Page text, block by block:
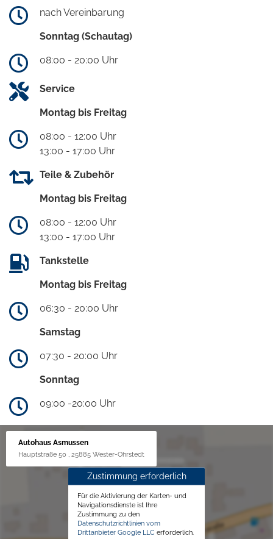
nach Vereinbarung
Sonntag (Schautag)
08:00 - 20:00 Uhr
Service
Montag bis Freitag
08:00 - 12:00 Uhr
13:00 - 17:00 Uhr
Teile & Zubehör
Montag bis Freitag
08:00 - 12:00 Uhr
13:00 - 17:00 Uhr
Tankstelle
Montag bis Freitag
06:30 - 20:00 Uhr
Samstag
07:30 - 20:00 Uhr
Sonntag
09:00 -20:00 Uhr
Autohaus Asmussen
Hauptstraße 50 , 25885 Wester-Ohrstedt
Zustimmung erforderlich
Für die Aktivierung der Karten- und
Navigationsdienste ist Ihre
Zustimmung zu den
Datenschutzrichtlinien vom
Drittanbieter Google LLC erforderlich.